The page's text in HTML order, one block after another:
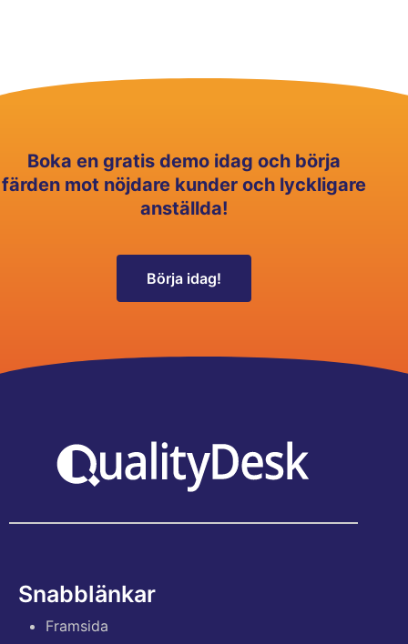
Boka en gratis demo idag och börja
färden mot nöjdare kunder och lyckligare
anställda!
Börja idag!
Snabblänkar
Framsida